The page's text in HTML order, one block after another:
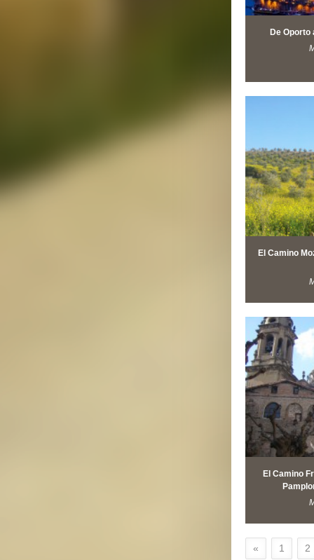
De Oporto
El Camino
El Camino
« 1 2